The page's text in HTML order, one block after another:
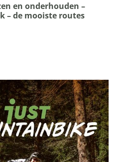
en onderhouden –
– de mooiste routes